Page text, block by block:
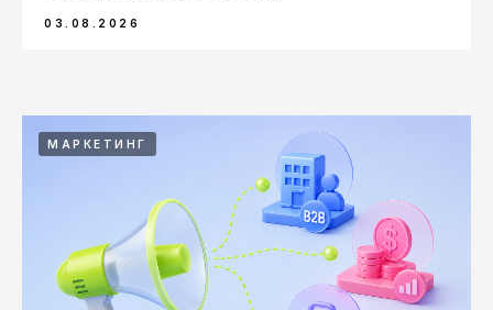
03.08.2026
МАРКЕТИНГ